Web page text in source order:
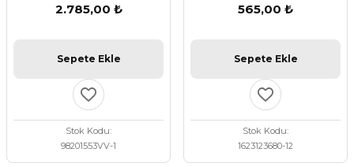
2.785,00 ₺
Sepete Ekle
Stok Kodu
98201553VV-1
565,00 ₺
Sepete Ekle
Stok Kodu
1623123680-12